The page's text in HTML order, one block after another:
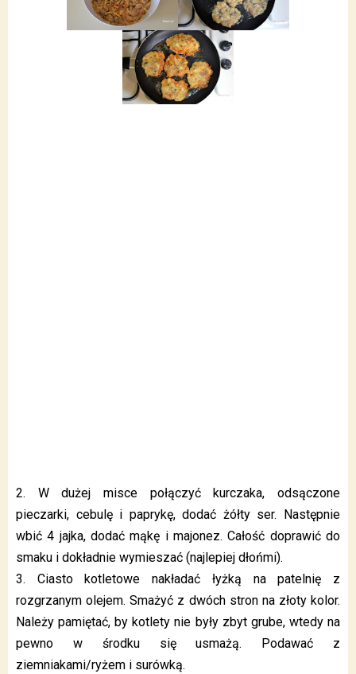
2. W dużej misce połączyć kurczaka, odsączone
pieczarki, cebulę i paprykę, dodać żółty ser. Następnie
wbić 4 jajka, dodać mąkę i majonez. Całość doprawić do
smaku i dokładnie wymieszać (najlepiej dłońmi).
3. Ciasto kotletowe nakładać łyżką na patelnię z
rozgrzanym olejem. Smażyć z dwóch stron na złoty kolor.
Należy pamiętać, by kotlety nie były zbyt grube, wtedy na
pewno w środku się usmażą. Podawać z
ziemniakami/ryżem i surówką.